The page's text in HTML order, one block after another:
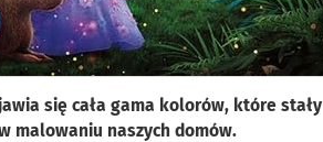
się cała gama kolorów, które stały
malowaniu naszych domów.